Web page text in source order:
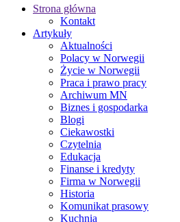
Strona główna
Kontakt
Artykuły
Aktualności
Polacy w Norwegii
Życie w Norwegii
Praca i prawo pracy
Archiwum MN
Biznes i gospodarka
Blogi
Ciekawostki
Czytelnia
Edukacja
Finanse i kredyty
Firma w Norwegii
Historia
Komunikat prasowy
Kuchnia